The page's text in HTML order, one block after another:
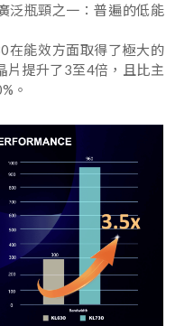
泛瓶頸之一：普遍的低能
在能效方面取得了極大的
片提升了3至4倍，且比主
。